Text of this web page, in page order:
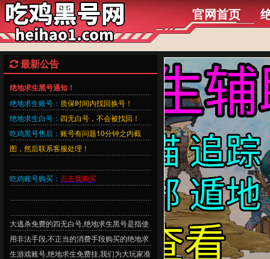
官网首页
最新公告
绝地求生黑号通知！
绝地求生账号： 质保时间内找回换号！
绝地求生白号： 四无白号，不会被找回！
吃鸡黑号售后： 账号有问题10分钟之内截
图，然后联系客服处理！
吃鸡账号购买： 点击我购买
大逃杀免费的四无白号,绝地求生黑号是指使
用非法手段,不正当的消费手段购买的绝地求
生游戏账号,绝地求生免费挂,我们为大玩家准